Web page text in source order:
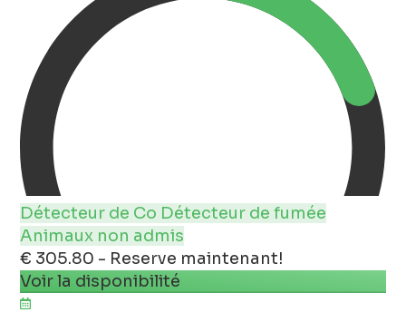
Détecteur de Co Détecteur de fumée
Animaux non admis
€ 305.80 - Reserve maintenant!
Voir la disponibilité